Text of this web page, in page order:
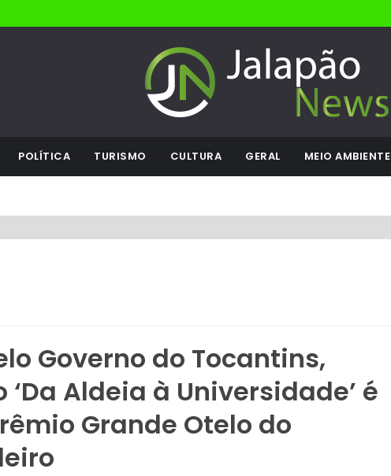
POLÍTICA TURISMO CULTURA GERAL MEIO AMBIENTE
Governo do Tocantins,
Aldeia à Universidade’ é
Grande Otelo do